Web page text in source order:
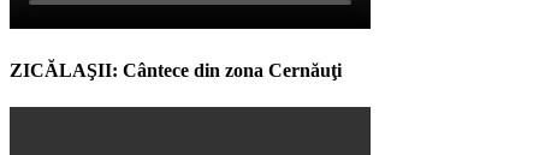
ZICĂLAŞII: Cântece din zona Cernăuţi